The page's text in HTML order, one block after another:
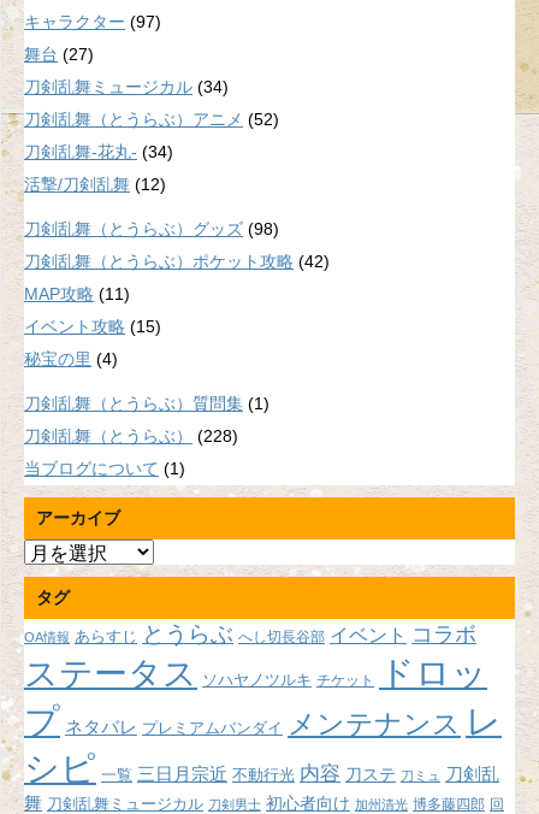
キャラクター (97)
舞台 (27)
刀剣乱舞ミュージカル (34)
刀剣乱舞（とうらぶ）アニメ (52)
刀剣乱舞-花丸- (34)
活撃/刀剣乱舞 (12)
刀剣乱舞（とうらぶ）グッズ (98)
刀剣乱舞（とうらぶ）ポケット攻略 (42)
MAP攻略 (11)
イベント攻略 (15)
秘宝の里 (4)
刀剣乱舞（とうらぶ）質問集 (1)
刀剣乱舞（とうらぶ）
(228)
当ブログについて (1)
アーカイブ
ア
ー
カ
イ
ブ
タグ
OA情報 あらすじ とうらぶ へし切長谷部 イベント コラボ
ステータス ソハヤノツルキ チケット
ドロッ
プ ネタバレ プレミアムバンダイ メンテナンス レ
シピ 一覧 三日月宗近 不動行光 内容 刀ステ 刀ミュ
刀剣乱
舞 刀剣乱舞ミュージカル 刀剣男士 初心者向け 加州清光 博多藤四郎 回